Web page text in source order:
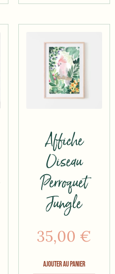
Affiche
Oiseau
Perroquet
Jungle
35,00 €
Ajouter au panier